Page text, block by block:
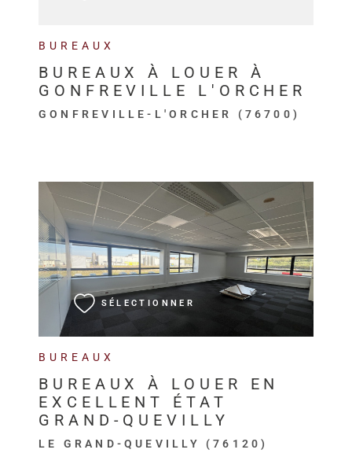
BUREAUX
BUREAUX À LOUER À
GONFREVILLE L'ORCHER
GONFREVILLE-L'ORCHER (76700)
BUREAUX
BUREAUX À LOUER EN
EXCELLENT ÉTAT
GRAND-QUEVILLY
LE GRAND-QUEVILLY (76120)
SÉLECTIONNER
VOIR LE BIEN